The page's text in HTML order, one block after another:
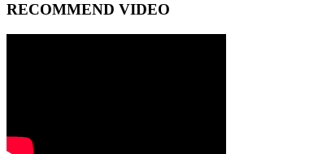
RECOMMEND VIDEO